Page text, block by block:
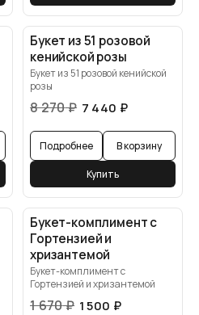
Букет из 51 розовой
кенийской розы
Букет из 51 розовой кенийской
розы
8 270₽ 7 440 ₽
Подробнее В корзину
Купить
Букет-комплимент с
Гортензией и
хризантемой
Букет-комплимент с
Гортензией и хризантемой
1 670₽ 1 500 ₽